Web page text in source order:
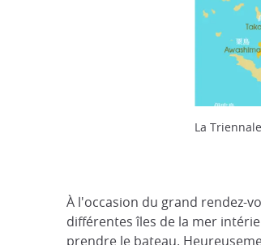
La
À l'occasion du grand rendez-
différentes îles de la mer
prendre le bateau.